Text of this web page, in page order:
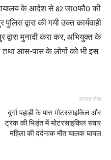
के आदेश से 82 जा0फौ0 की
द्वारा की गयी उक्त कार्यवाही
द्वारा मुनादी करा कर, अभियुक्त के
तथा आस-पास के लोगों को भी इस
अगला लेख
दुर्गा पहाड़ी के पास मोटरसाइकिल और
ट्रक की भिड़ंत में मोटरसाइकिल सवार
महिला की दर्दनाक मौत चालक घायल